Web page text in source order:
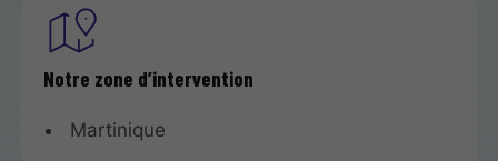
Notre zone d’intervention
Martinique